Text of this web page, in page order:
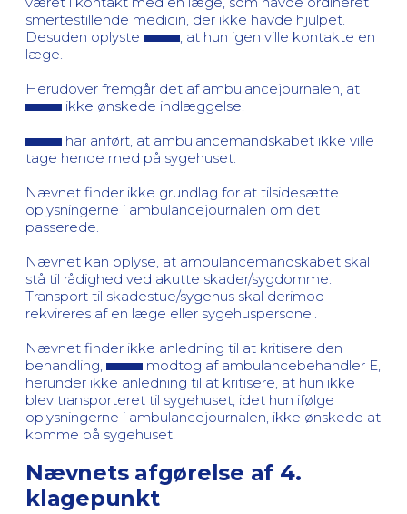
smertestillende medicin, der ikke havde hjulpet.
Desuden oplyste
, at hun igen ville kontakte en
læge.
Herudover fremgår det af ambulancejournalen, at
ikke ønskede indlæggelse.
har anført, at ambulancemandskabet ikke ville
tage hende med på sygehuset.
Nævnet finder ikke grundlag for at tilsidesætte
oplysningerne i ambulancejournalen om det
passerede.
Nævnet kan oplyse, at ambulancemandskabet skal
stå til rådighed ved akutte skader/sygdomme.
Transport til skadestue/sygehus skal derimod
rekvireres af en læge eller sygehuspersonel.
Nævnet finder ikke anledning til at kritisere den
behandling,
modtog af ambulancebehandler E,
herunder ikke anledning til at kritisere, at hun ikke
blev transporteret til sygehuset, idet hun ifølge
oplysningerne i ambulancejournalen, ikke ønskede at
komme på sygehuset.
Nævnets afgørelse af 4.
klagepunkt